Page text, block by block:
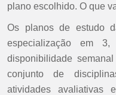
plano escolhido. O que
Os planos de estudo
especialização em
disponibilidade
conjunto de
atividades